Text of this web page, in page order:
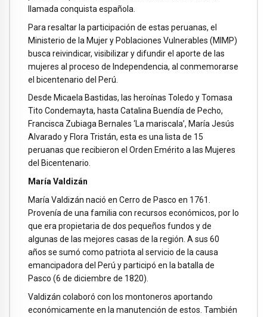
llamada conquista española.
Para resaltar la participación de estas peruanas, el
Ministerio de la Mujer y Poblaciones Vulnerables (MIMP)
busca reivindicar, visibilizar y difundir el aporte de las
mujeres al proceso de Independencia, al conmemorarse
el bicentenario del Perú.
Desde Micaela Bastidas, las heroínas Toledo y Tomasa
Tito Condemayta, hasta Catalina Buendía de Pecho,
Francisca Zubiaga Bernales ‘La mariscala’, María Jesús
Alvarado y Flora Tristán, esta es una lista de 15
peruanas que recibieron el Orden Emérito a las Mujeres
del Bicentenario.
María Valdizán
María Valdizán nació en Cerro de Pasco en 1761.
Provenía de una familia con recursos económicos, por lo
que era propietaria de dos pequeños fundos y de
algunas de las mejores casas de la región. A sus 60
años se sumó como patriota al servicio de la causa
emancipadora del Perú y participó en la batalla de
Pasco (6 de diciembre de 1820).
Valdizán colaboró con los montoneros aportando
económicamente en la manutención de estos. También